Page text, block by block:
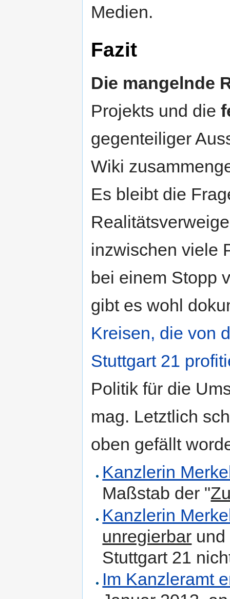
Medien.
Fazit
Die mangelnde
Projekts und die
gegenteiliger
Wiki
Es bleibt die
inzwischen viele
bei einem Stopp
gibt es wohl
Kreisen, die von
Stuttgart 21
Politik für die
mag. Letztlich
oben gefällt
Kanzlerin
Maßstab der "
Kanzlerin
unregierbar und
Stuttgart 21
Im Kanzleramt